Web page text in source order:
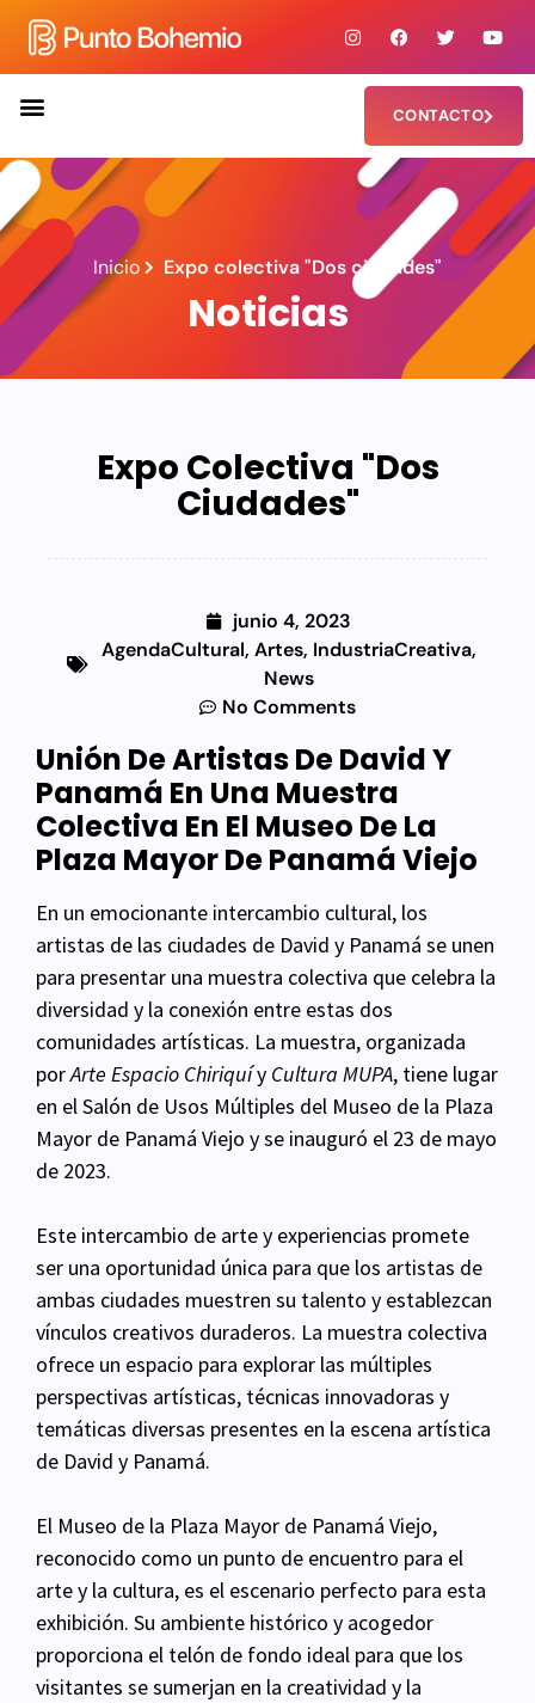
CONTACTO
Inicio Expo colectiva "Dos ciudades"
Noticias
Expo Colectiva "Dos
Ciudades"
junio 4, 2023
AgendaCultural, Artes, IndustriaCreativa,
News
No Comments
Unión De Artistas De David Y
Panamá En Una Muestra
Colectiva En El Museo De La
Plaza Mayor De Panamá Viejo
En un emocionante intercambio cultural, los
artistas de las ciudades de David y Panamá se unen
para presentar una muestra colectiva que celebra la
diversidad y la conexión entre estas dos
comunidades artísticas. La muestra, organizada
porArte Espacio Chiriquíy Cultura MUPA, tiene lugar
en el Salón de Usos Múltiples del Museo de la Plaza
Mayor de Panamá Viejo y se inauguró el 23 de mayo
de 2023.
Este intercambio de arte y experiencias promete
ser una oportunidad única para que los artistas de
ambas ciudades muestren su talento y establezcan
vínculos creativos duraderos. La muestra colectiva
ofrece un espacio para explorar las múltiples
perspectivas artísticas, técnicas innovadoras y
temáticas diversas presentes en la escena artística
de David y Panamá.
El Museo de la Plaza Mayor de Panamá Viejo,
reconocido como un punto de encuentro para el
arte y la cultura, es el escenario perfecto para esta
exhibición. Su ambiente histórico y acogedor
proporciona el telón de fondo ideal para que los
visitantes se sumerjan en la creatividad y la